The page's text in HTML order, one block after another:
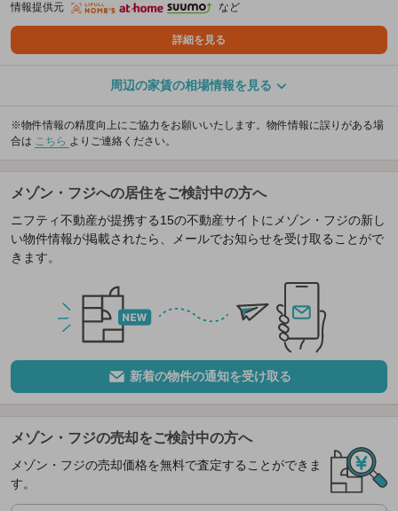
情報提供元
など
詳細を見る
周辺の家賃の相場情報を見る
※物件情報の精度向上にご協力をお願いいたします。物件情報に誤りがある場
合は こちら よりご連絡ください。
メゾン・フジへの居住をご検討中の方へ
ニフティ不動産が提携する15の不動産サイトにメゾン・フジの新し
い物件情報が掲載されたら、メールでお知らせを受け取ることがで
きます。
新着の物件の通知を受け取る
メゾン・フジの売却をご検討中の方へ
メゾン・フジの売却価格を無料で査定することができま
す。